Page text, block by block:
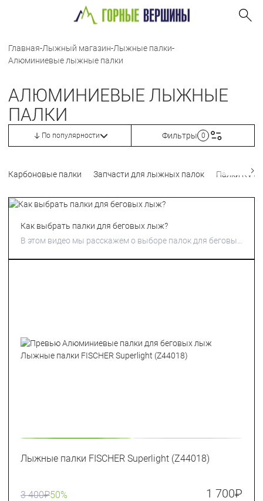
Главная-Лыжный магазин-Лыжные палки-
Алюминиевые лыжные палки
АЛЮМИНИЕВЫЕ ЛЫЖНЫЕ
ПАЛКИ
По популярности Фильтры 0
Карбоновые палки Запчасти для лыжных палок Палки KV+
Как выбрать палки для беговых лыж?
В этом видео мы расскажем о выборе палок для беговых
Лыжные палки FISCHER Superlight (Z44018)
3 400₽50% 1 700₽